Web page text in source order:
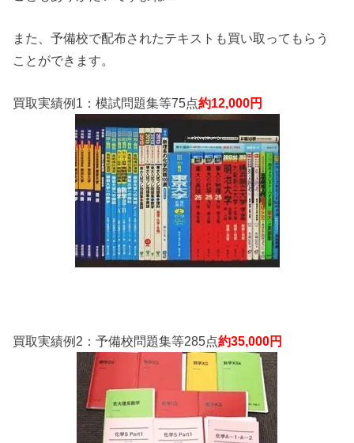
また、予備校で配布されたテキストも買い取ってもらう
ことができます。
買取実績例1：模試問題集等75点約12,000円
買取実績例2：予備校問題集等285点約35,000円